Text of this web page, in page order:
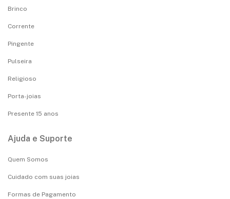
Brinco
Corrente
Pingente
Pulseira
Religioso
Porta-joias
Presente 15 anos
Ajuda e Suporte
Quem Somos
Cuidado com suas joias
Formas de Pagamento